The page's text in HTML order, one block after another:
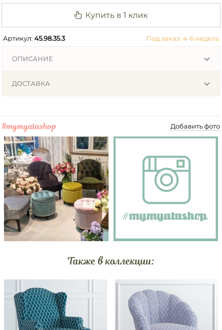
Купить в 1 клик
Артикул:45.98.35.3 Под заказ: 4-6 недель
ОПИСАНИЕ
ДОСТАВКА
#mymyatashop Добавить фото
Также в коллекции: